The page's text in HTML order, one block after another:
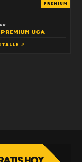
PREMIUM
UGA
↗